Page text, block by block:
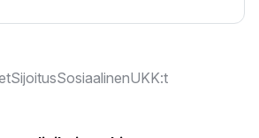
SijoitusSosiaalinenUKK:t